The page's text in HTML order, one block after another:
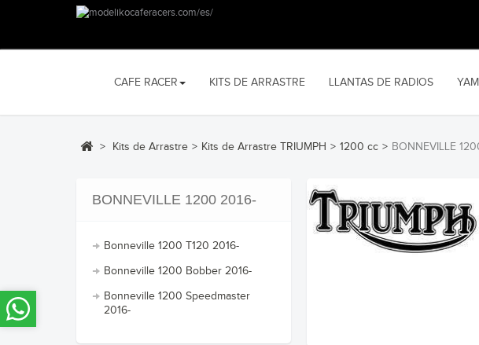
CAFE RACER KITS DE ARRASTRE LLANTAS DE RADIOS
> Kits de Arrastre > Kits de Arrastre TRIUMPH > 1200 cc > BONNEVILLE
BONNEVILLE 1200 2016-
Bonneville 1200 T120 2016-
Bonneville 1200 Bobber 2016-
Bonneville 1200 Speedmaster
2016-